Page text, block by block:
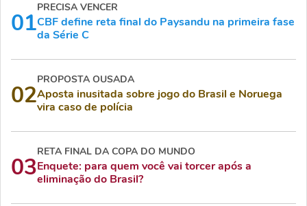
01
PRECISA VENCER
CBF define reta final do Paysandu na primeira fase
da Série C
02
PROPOSTA OUSADA
Aposta inusitada sobre jogo do Brasil e Noruega
vira caso de polícia
03
RETA FINAL DA COPA DO MUNDO
Enquete: para quem você vai torcer após a
eliminação do Brasil?